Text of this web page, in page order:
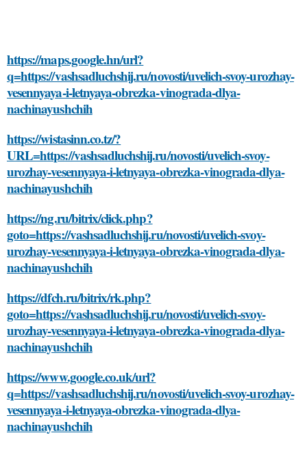
https://maps.google.hn/url?
q=https://vashsadluchshij.ru/novosti/uvelich-svoy-urozhay-
vesennyaya-i-letnyaya-obrezka-vinograda-dlya-
nachinayushchih
https://wistasinn.co.tz/?
URL=https://vashsadluchshij.ru/novosti/uvelich-svoy-
urozhay-vesennyaya-i-letnyaya-obrezka-vinograda-dlya-
nachinayushchih
https://ng.ru/bitrix/click.php?
goto=https://vashsadluchshij.ru/novosti/uvelich-svoy-
urozhay-vesennyaya-i-letnyaya-obrezka-vinograda-dlya-
nachinayushchih
https://dfch.ru/bitrix/rk.php?
goto=https://vashsadluchshij.ru/novosti/uvelich-svoy-
urozhay-vesennyaya-i-letnyaya-obrezka-vinograda-dlya-
nachinayushchih
https://www.google.co.uk/url?
q=https://vashsadluchshij.ru/novosti/uvelich-svoy-urozhay-
vesennyaya-i-letnyaya-obrezka-vinograda-dlya-
nachinayushchih